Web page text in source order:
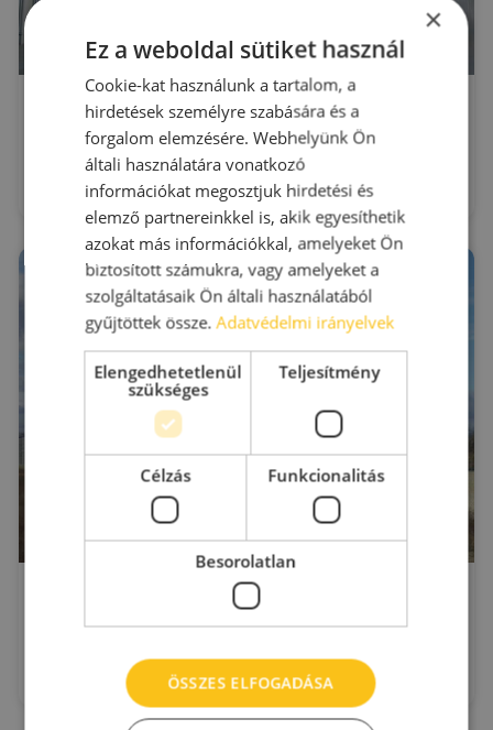
Dunakeszi raktárcsarnok
Dunakeszi
Pallag utca 29.
Kiadó raktár : 1.360 - 2.720 m2
Bérleti díj: 4 - 4.5 €/m
Promesa raktárház és iroda
Pallag u. 70.
Kiadó raktár : 690 - 2.070 m
6 €/m 2
×
Ez a weboldal sütiket használ
Cookie-kat használunk a tartalom, a
hirdetések személyre szabására és a
forgalom elemzésére. Webhelyünk Ön
általi használatára vonatkozó
információkat megosztjuk hirdetési és
elemző partnereinkkel is, akik egyesíthetik
azokat más információkkal, amelyeket Ön
biztosított számukra, vagy amelyeket a
szolgáltatásaik Ön általi használatából
gyűjtöttek össze.Adatvédelmi irányelvek
Elengedhetetlenül
szükséges
Teljesítmény
Célzás Funkcionalitás
Besorolatlan
ÖSSZES ELFOGADÁSA